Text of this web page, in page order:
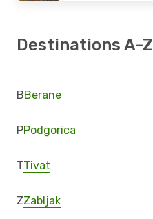
Destinations A-Z
BBerane
PPodgorica
TTivat
ZZabljak